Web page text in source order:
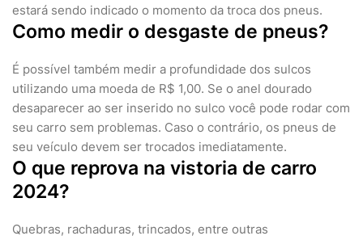
estará sendo indicado o momento da troca dos pneus.
Como medir o desgaste de pneus?
É possível também medir a profundidade dos sulcos
utilizando uma moeda de R$ 1,00. Se o anel dourado
desaparecer ao ser inserido no sulco você pode rodar com
seu carro sem problemas. Caso o contrário, os pneus de
seu veículo devem ser trocados imediatamente.
O que reprova na vistoria de carro
2024?
Quebras, rachaduras, trincados, entre outras